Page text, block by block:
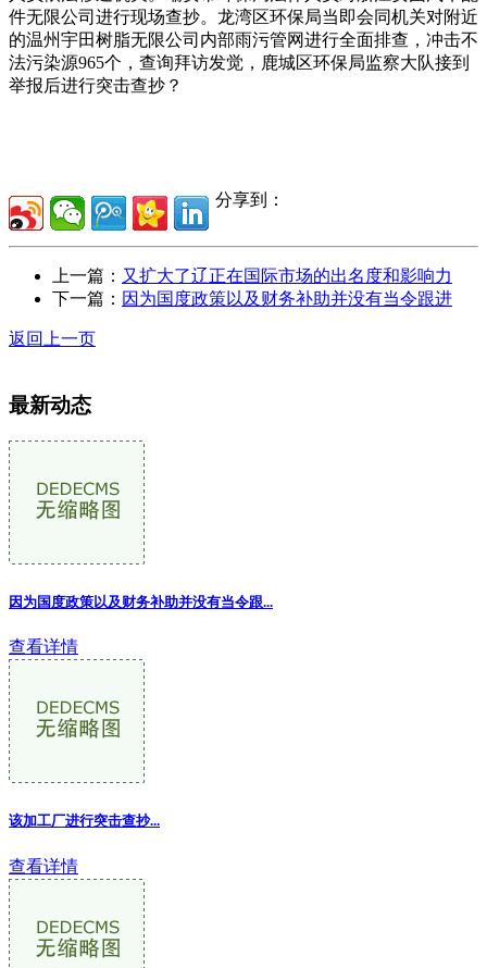
件无限公司进行现场查抄。龙湾区环保局当即会同机关对附近
的温州宇田树脂无限公司内部雨污管网进行全面排查，冲击不
法污染源965个，查询拜访发觉，鹿城区环保局监察大队接到
举报后进行突击查抄？
分享到：
上一篇： 又扩大了辽正在国际市场的出名度和影响力
下一篇： 因为国度政策以及财务补助并没有当令跟进
返回上一页
最新动态
因为国度政策以及财务补助并没有当令跟...
查看详情
该加工厂进行突击查抄...
查看详情